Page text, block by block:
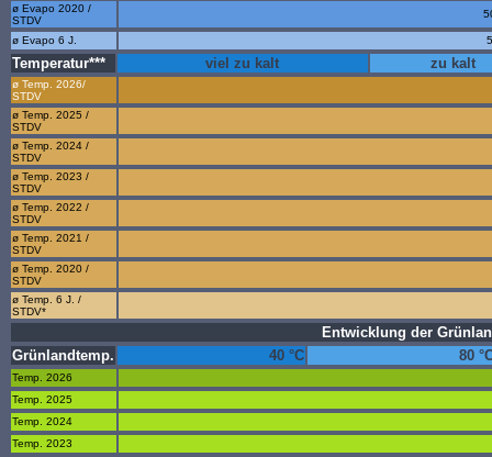
ø Evapo 2020 /
STDV
ø Evapo 6 J.
Temperatur*** viel zu kalt zu kalt
ø Temp. 2026/
STDV
ø Temp. 2025 /
STDV
ø Temp. 2024 /
STDV
ø Temp. 2023 /
STDV
ø Temp. 2022 /
STDV
ø Temp. 2021 /
STDV
ø Temp. 2020 /
STDV
ø Temp. 6 J. /
STDV*
Entwicklung der
Grünlandtemp.
40 °C 80
Temp. 2026
Temp. 2025
Temp. 2024
Temp. 2023